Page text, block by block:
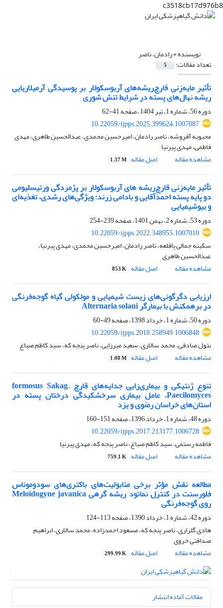
c3518cb17d976b8
نویسنده =رادمان، ناصر
تعداد مقالات: 5
تأثیر مایه‌زنی قارچ‌ریشه‌های آربوسکولار بر پوسیدگی آرمیلاریایی
ریشه نهال‌های پسته در شرایط تنش شوری
دوره 56، شماره 1، تیر 1404، صفحه
41-62
10.22059/ijpps.2025.399624.1007087
محبوبه آفروشه، ناصر رادمان، امیرحسین محمدی، عبدالحسین طاهری، مهدی
فاطمی، مهدی پیرنیا
مشاهده مقاله
اصل مقاله 1.37 M
تأثیر مایه‌زنی قارچ‌ریشه های آربوسکولار بر پژمردگی ورتیسلیومی
دو پایه پسته احمد‌آقایی و بادامی زرند: ویژگی‌های رشدی، تغذیه‌ای
و بیوشیمیایی
دوره 53، شماره 2، بهمن 1401، صفحه
239-254
10.22059/ijpps.2022.348955.1007010
سکینه جمالی پاقلعه، ناصر رادمان، امیرحسین محمدی، مهدی پیرنیا،
عبدالحسین طاهری
مشاهده مقاله
اصل مقاله 853 K
ارزیابی دگرگونی‌های زیست‏ شیمیایی و مولکولی گیاه گوجه‌فرنگی
در برهمکنش با بیمارگر Alternaria solani
دوره 50، شماره 1، خرداد 1398، صفحه
49-60
10.22059/ijpps.2018.258949.1006848
بتول صادقی، محمد سالاری، سعید میرزایی، ناصر پنجه که، سید کاظم صباغ
مشاهده مقاله
اصل مقاله 1.08 M
تنوع ژنتیکی و بیماری‌زایی جدایه‌های قارچ formosus Sakag.
Paecilomyces، عامل بیماری سر‌خشکیدگی درختان پسته در
استان‌های خراسان رضوی و یزد
دوره 48، شماره 1، خرداد 1396، صفحه
151-160
10.22059/ijpps.2017.213177.1006728
فاطمه رستمی، سید کاظم صباغ، ناصر پنجه که، مهدی پیرنیا
مشاهده مقاله
اصل مقاله 759.1 K
مطالعه نقش مؤثر برخی متابولیت‌های باکتری‌های سودوموناس
فلورسنت در کنترل نماتود ریشه گرهی Meloidogyne javanica
روی گوجه‌فرنگی
دوره 42، شماره 1، خرداد 1390، صفحه
113-124
هادی گلزاری، ناصر پنجه که، مسعود احمدزاده، محمد سالاری، ابراهیم
صداقتی خروی
مشاهده مقاله
اصل مقاله 299.99 K
مقالات آماده انتشار